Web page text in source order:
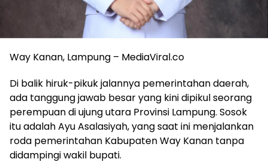
Way Kanan, Lampung – MediaViral.co
Di balik hiruk-pikuk jalannya pemerintahan daerah,
ada tanggung jawab besar yang kini dipikul seorang
perempuan di ujung utara Provinsi Lampung. Sosok
itu adalah Ayu Asalasiyah, yang saat ini menjalankan
roda pemerintahan Kabupaten Way Kanan tanpa
didampingi wakil bupati.